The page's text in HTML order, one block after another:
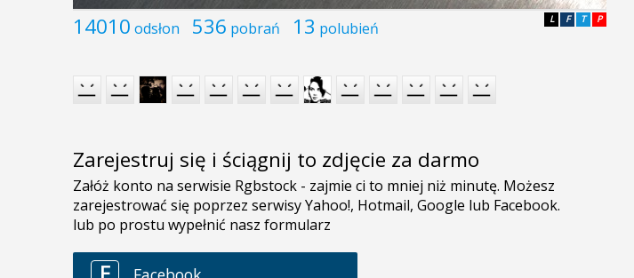
14010 odsłon 536 pobrań 13 polubień P
T
F
L
Zarejestruj się i ściągnij to zdjęcie za darmo